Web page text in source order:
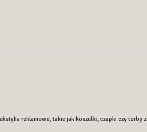
reklamowe, takie jak koszulki, czapki czy torby z